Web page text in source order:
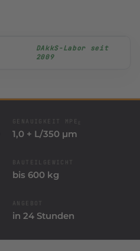
DAkkS-Labor seit
2009
GENAUIGKEIT MPE E
1,0 + L/350 µm
BAUTEILGEWICHT
bis 600 kg
ANGEBOT
in 24 Stunden